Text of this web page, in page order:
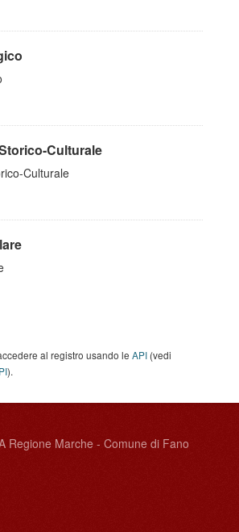
Culturale
Culturale
al registro usando le API (vedi
).
Regione Marche - Comune di Fano